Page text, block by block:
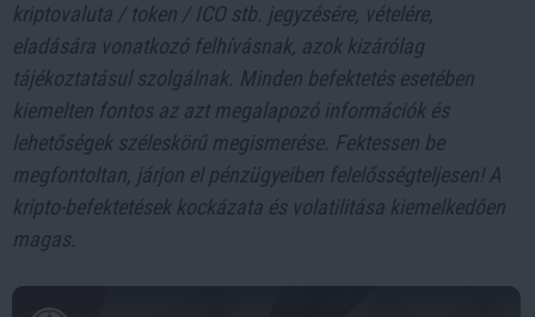
kriptovaluta / token / ICO stb. jegyzésére, vételére,
eladására vonatkozó felhívásnak, azok kizárólag
tájékoztatásul szolgálnak. Minden befektetés esetében
kiemelten fontos az azt megalapozó információk és
lehetőségek széleskörű megismerése. Fektessen be
megfontoltan, járjon el pénzügyeiben felelősségteljesen! A
kripto-befektetések kockázata és volatilitása kiemelkedően
magas.